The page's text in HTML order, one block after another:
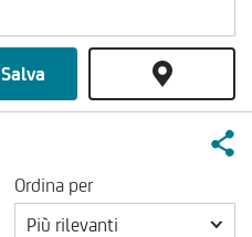
Salva
Ordina per
Più rilevanti